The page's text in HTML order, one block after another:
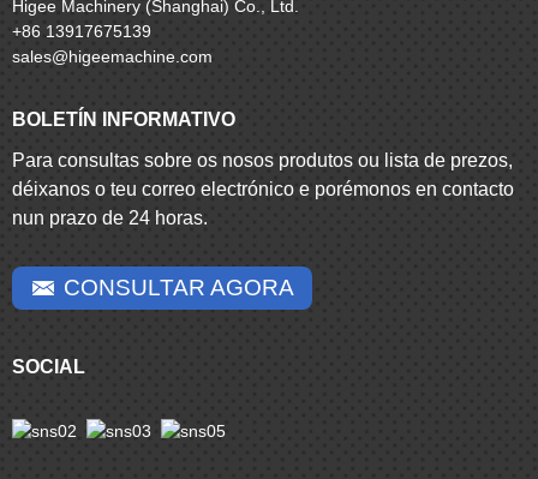
Higee Machinery (Shanghai) Co., Ltd.
+86 13917675139
sales@higeemachine.com
BOLETÍN INFORMATIVO
Para consultas sobre os nosos produtos ou lista de prezos,
déixanos o teu correo electrónico e porémonos en contacto
nun prazo de 24 horas.
CONSULTAR AGORA
SOCIAL